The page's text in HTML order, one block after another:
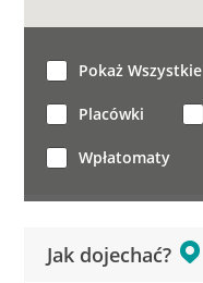
Jak dojechać?
Pokaż Wszystkie
Placówki
Wpłatomaty